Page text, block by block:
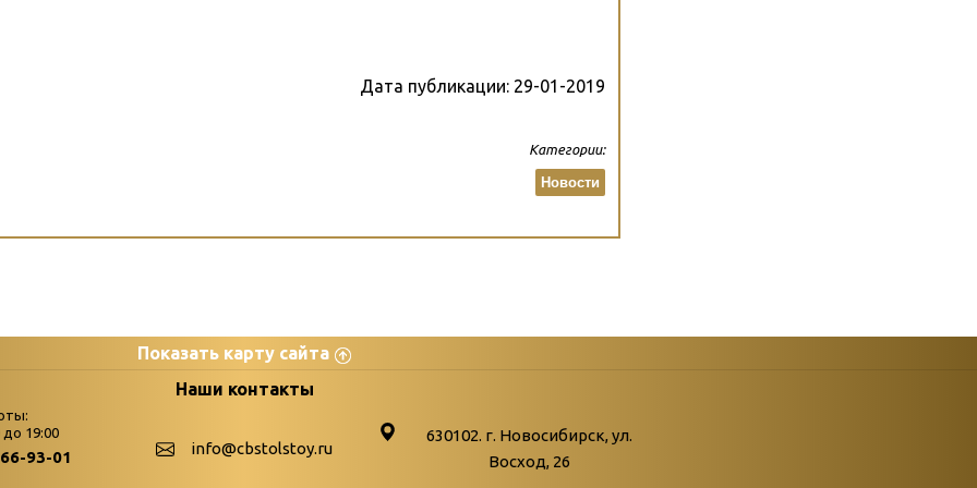
Дата публикации: 29-01-2019
Категории:
Новости
Показать карту сайта
palitra
Бюллетень новых поступлений
Война. Народ. Победа.
Наши контакты
до 19:00
93-01 info@cbstolstoy.ru
630102. г. Новосибирск, ул.
Восход, 26